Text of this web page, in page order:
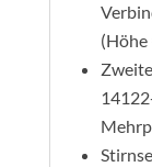
(Höhe